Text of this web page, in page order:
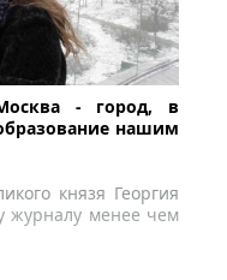
- город, в
нашим
князя Георгия
журналу менее чем